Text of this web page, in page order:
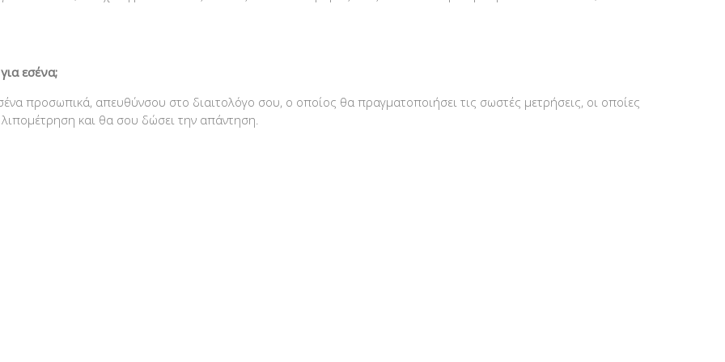
εσένα;
προσωπικά, απευθύνσου στο διαιτολόγο σου, ο οποίος θα πραγματοποιήσει τις σωστές μετρήσεις, οι οποίες
και θα σου δώσει την απάντηση.